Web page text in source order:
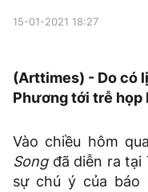
15-01-2021 18:27
(Arttimes) - Do có
Phương tới trễ họp
Vào chiều hôm
Song đã diễn ra tại
sự chú ý của báo